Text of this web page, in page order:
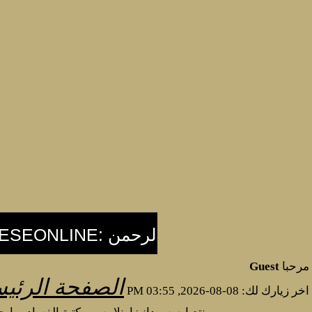
مرحبا Guest
اخر زيارك لك: 08-08-2026, 03:55 PM
الصفحة